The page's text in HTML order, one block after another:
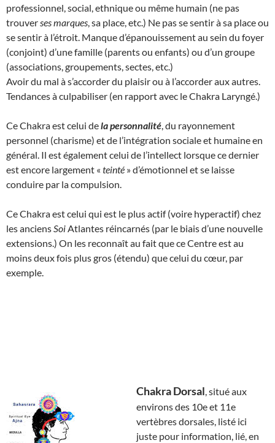
professionnel, social, ethnique ou même humain (ne pas
trouverses marques, sa place, etc.) Ne pas se sentir à sa place ou
se sentir à l’étroit. Manque d’épanouissement au sein du foyer
(conjoint) d’une famille (parents ou enfants) ou d’un groupe
(associations, groupements, sectes, etc.)
Avoir du mal à s’accorder du plaisir ou à l’accorder aux autres.
Tendances à culpabiliser (en rapport avec le Chakra Laryngé.)
Ce Chakra est celui dela personnalité, du rayonnement
personnel (charisme) et de l’intégration sociale et humaine en
général. Il est également celui de l’intellect lorsque ce dernier
est encore largement « teinté » d’émotionnel et se laisse
conduire par la compulsion.
Ce Chakra est celui qui est le plus actif (voire hyperactif) chez
les anciensSoiAtlantes réincarnés (par le biais d’une nouvelle
extensions.) On les reconnaît au fait que ce Centre est au
moins deux fois plus gros (étendu) que celui du cœur, par
exemple.
Chakra Dorsal, situé aux
environs des 10e et 11e
vertèbres dorsales, listé ici
juste pour information, lié, en